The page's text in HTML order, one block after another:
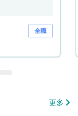
全職
更多